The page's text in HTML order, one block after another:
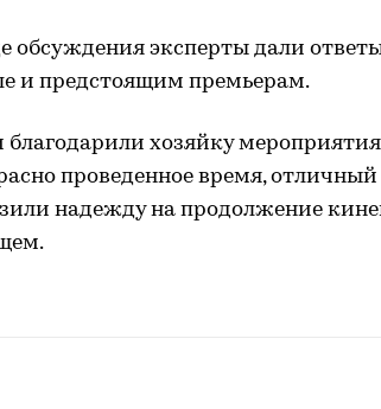
обсуждения эксперты дали
и предстоящим премьерам.
благодарили хозяйку
проведенное время,
надежду на продолжение